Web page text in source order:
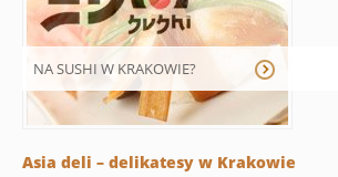
NA SUSHI W KRAKOWIE?
Asia deli – delikatesy w Krakowie